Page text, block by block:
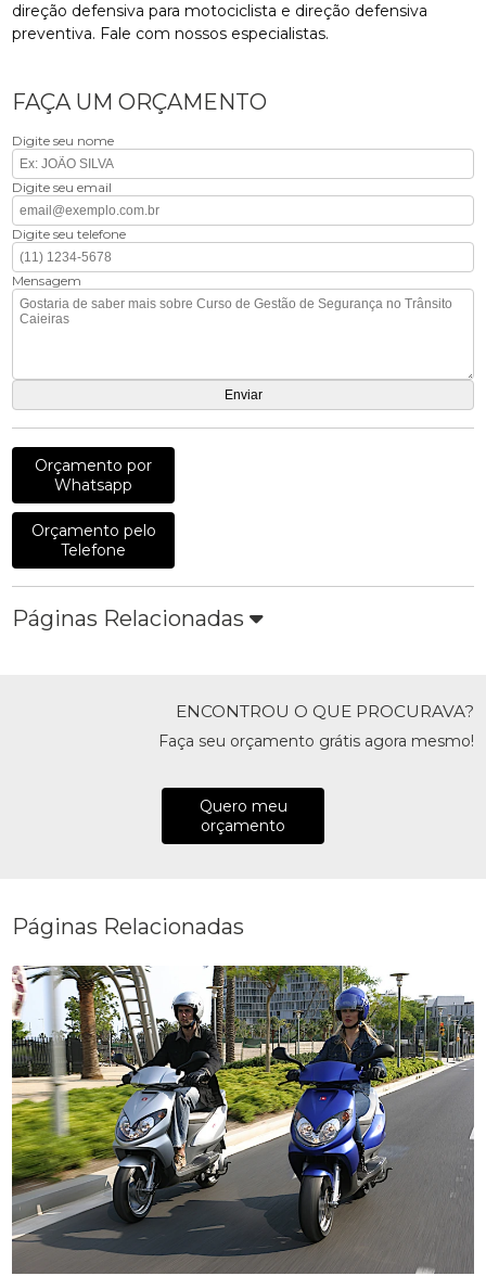
direção defensiva para motociclista e direção defensiva
preventiva. Fale com nossos especialistas.
FAÇA UM ORÇAMENTO
Digite seu nome
Digite seu email
Digite seu telefone
Mensagem
Orçamento por
Whatsapp
Orçamento pelo
Telefone
Páginas Relacionadas
ENCONTROU O QUE PROCURAVA?
Faça seu orçamento grátis agora mesmo!
Quero meu
orçamento
Páginas Relacionadas